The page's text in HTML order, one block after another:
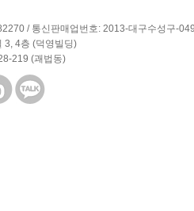
/ 통신판매업번호: 2013-대구수성구-
3, 4층 (덕영빌딩)
219 (괘법동)